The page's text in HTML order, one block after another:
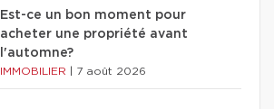
Est-ce un bon moment pour
acheter une propriété avant
l'automne?
IMMOBILIER 7 août 2026